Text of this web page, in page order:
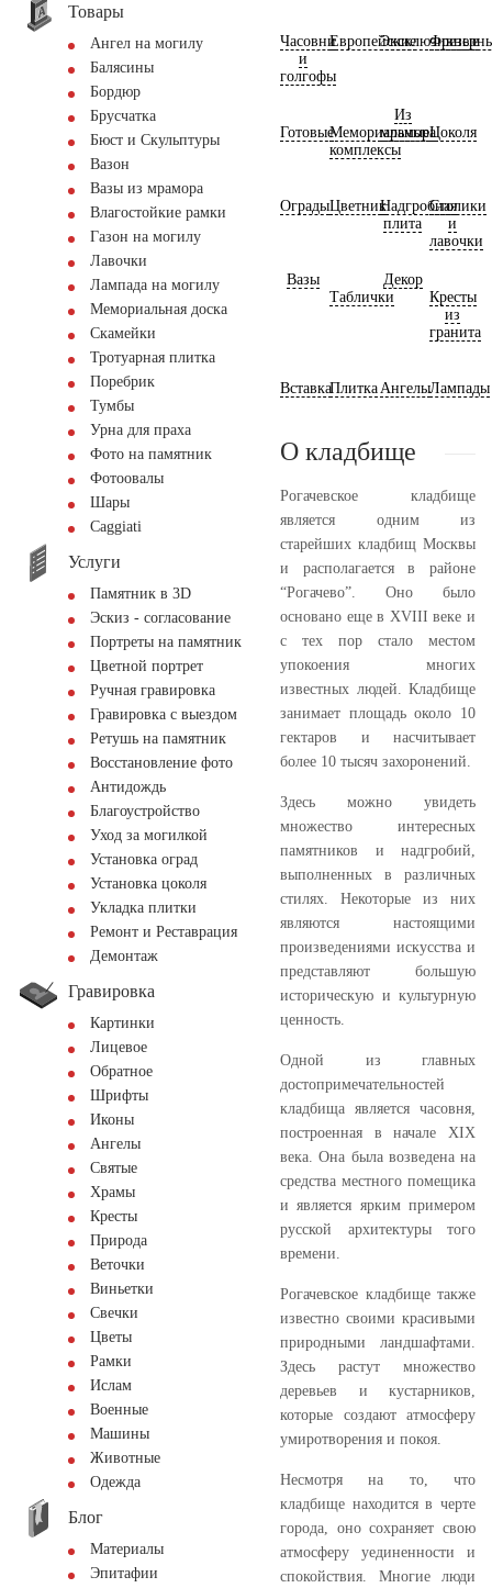
Товары
Ангел на могилу
Балясины
Бордюр
Брусчатка
Бюст и Скульптуры
Вазон
Вазы из мрамора
Влагостойкие рамки
Газон на могилу
Лавочки
Лампада на могилу
Мемориальная доска
Скамейки
Тротуарная плитка
Поребрик
Тумбы
Урна для праха
Фото на памятник
Фотоовалы
Шары
Сaggiati
Услуги
Памятник в 3D
Эскиз - согласование
Портреты на памятник
Цветной портрет
Ручная гравировка
Гравировка с выездом
Ретушь на памятник
Восстановление фото
Антидождь
Благоустройство
Уход за могилкой
Установка оград
Установка цоколя
Укладка плитки
Ремонт и Реставрация
Демонтаж
Гравировка
Картинки
Лицевое
Обратное
Шрифты
Иконы
Ангелы
Святые
Храмы
Кресты
Природа
Веточки
Виньетки
Свечки
Цветы
Рамки
Ислам
Военные
Машины
Животные
Одежда
Блог
Материалы
Эпитафии
Часовни
и
голгофы
ЕвропейскиеЭксклюзивные
ГотовыеМемориальные
комплексы
Из
мрамораЦоколя
ОградыЦветникНадгробная
плита
Столики
и
лавочки
Вазы
Таблички
Декор
Кресты
из
гранита
ВставкаПлитка АнгелыЛампады
О кладбище
Рогачевское кладбище
является одним из
старейших кладбищ Москвы
и располагается в районе
“Рогачево”. Оно было
основано еще в XVIII веке и
с тех пор стало местом
упокоения многих
известных людей. Кладбище
занимает площадь около 10
гектаров и насчитывает
более 10 тысяч захоронений.
Здесь можно увидеть
множество интересных
памятников и надгробий,
выполненных в различных
стилях. Некоторые из них
являются настоящими
произведениями искусства и
представляют большую
историческую и культурную
ценность.
Одной из главных
достопримечательностей
кладбища является часовня,
построенная в начале XIX
века. Она была возведена на
средства местного помещика
и является ярким примером
русской архитектуры того
времени.
Рогачевское кладбище также
известно своими красивыми
природными ландшафтами.
Здесь растут множество
деревьев и кустарников,
которые создают атмосферу
умиротворения и покоя.
Несмотря на то, что
кладбище находится в черте
города, оно сохраняет свою
атмосферу уединенности и
спокойствия. Многие люди